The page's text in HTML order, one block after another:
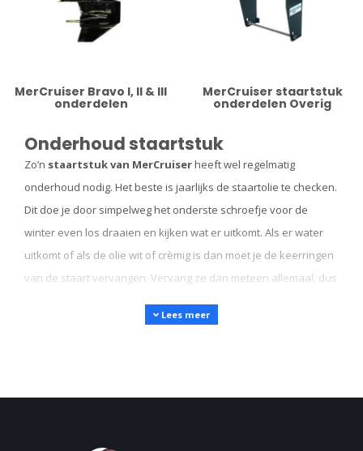
MerCruiser Bravo I, II & III
onderdelen
MerCruiser staartstuk
onderdelen Overig
Onderhoud staartstuk
Zo’n staartstuk van MerCruiserheeft wel regelmatig
onderhoud nodig. Het beste is jaarlijks de staartolie te checken.
Dit doe je door simpelweg het onderste schroefje voor de
winter even los draaien en kijken wat er uitkomt. Als er water
uitkomt of als de olie wit of crèmig is dan moet je de keerringen
van de staart vervangen. Vervang ze dan meteen allemaal, dus
Lees meer